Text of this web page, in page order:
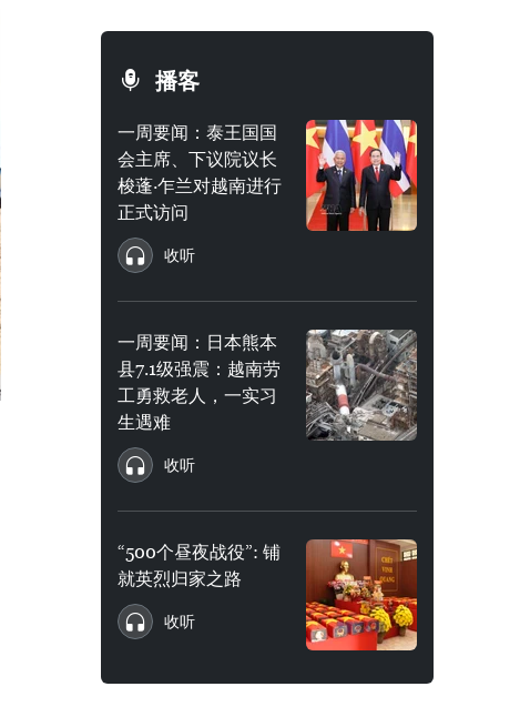
播客
一周要闻：泰王国国
会主席、下议院议长
梭蓬·乍兰对越南进行
正式访问
收听
一周要闻：日本熊本
县7.1级强震：越南劳
工勇救老人，一实习
生遇难
收听
“500个昼夜战役”: 铺
就英烈归家之路
收听